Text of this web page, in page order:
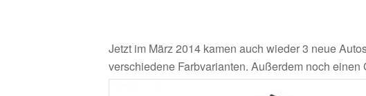
Jetzt im März 2014 kamen auch wieder 3 neue
verschiedene Farbvarianten. Außerdem noch